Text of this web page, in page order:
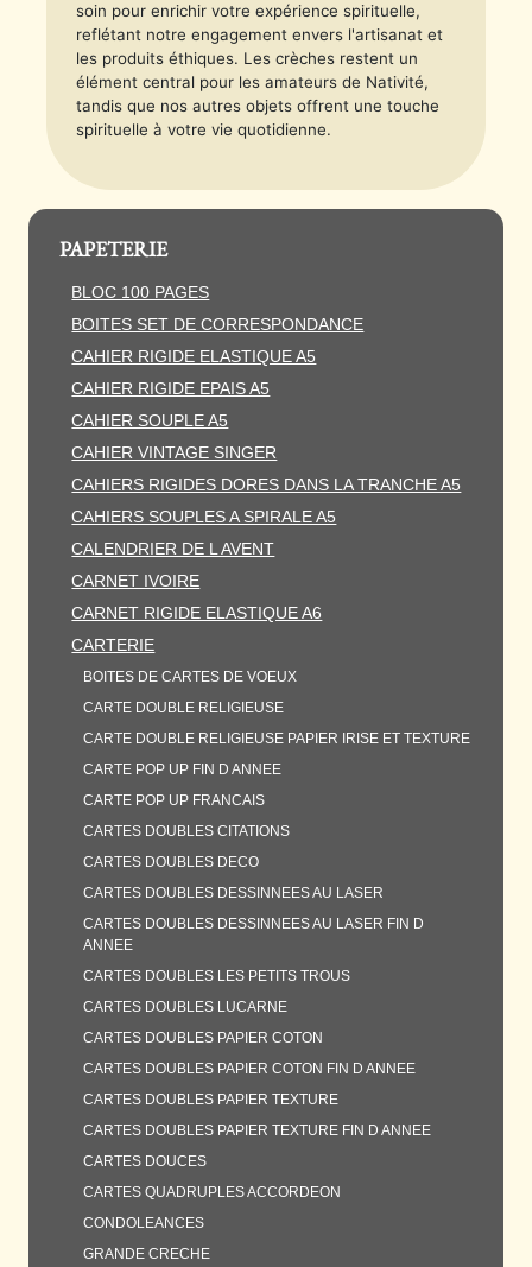
soin pour enrichir votre expérience spirituelle,
reflétant notre engagement envers l'artisanat et
les produits éthiques. Les crèches restent un
élément central pour les amateurs de Nativité,
tandis que nos autres objets offrent une touche
spirituelle à votre vie quotidienne.
PAPETERIE
BLOC 100 PAGES
BOITES SET DE CORRESPONDANCE
CAHIER RIGIDE ELASTIQUE A5
CAHIER RIGIDE EPAIS A5
CAHIER SOUPLE A5
CAHIER VINTAGE SINGER
CAHIERS RIGIDES DORES DANS LA TRANCHE A5
CAHIERS SOUPLES A SPIRALE A5
CALENDRIER DE L AVENT
CARNET IVOIRE
CARNET RIGIDE ELASTIQUE A6
CARTERIE
BOITES DE CARTES DE VOEUX
CARTE DOUBLE RELIGIEUSE
CARTE DOUBLE RELIGIEUSE PAPIER IRISE ET TEXTURE
CARTE POP UP FIN D ANNEE
CARTE POP UP FRANCAIS
CARTES DOUBLES CITATIONS
CARTES DOUBLES DECO
CARTES DOUBLES DESSINNEES AU LASER
CARTES DOUBLES DESSINNEES AU LASER FIN D
ANNEE
CARTES DOUBLES LES PETITS TROUS
CARTES DOUBLES LUCARNE
CARTES DOUBLES PAPIER COTON
CARTES DOUBLES PAPIER COTON FIN D ANNEE
CARTES DOUBLES PAPIER TEXTURE
CARTES DOUBLES PAPIER TEXTURE FIN D ANNEE
CARTES DOUCES
CARTES QUADRUPLES ACCORDEON
CONDOLEANCES
GRANDE CRECHE